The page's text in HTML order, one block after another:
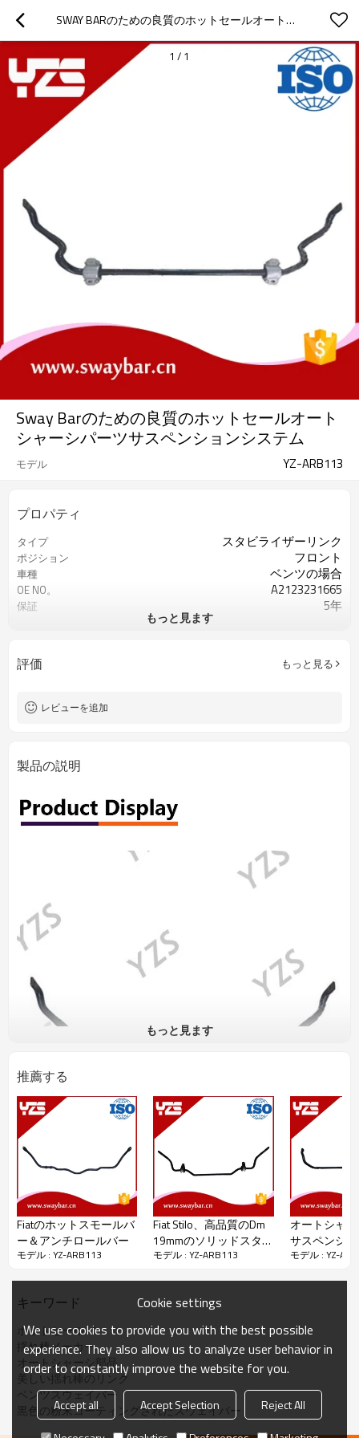
SWAY BARのための良質のホットセールオートシャーシパーツサスペンションシステム
1 / 1
Sway Barのための良質のホットセールオート
シャーシパーツサスペンションシステム
モデル YZ-ARB113
プロパティ
タイプ スタビライザーリンク
ポジション フロント
車種 ベンツの場合
OE NO。 A2123231665
保証 5年
もっと見ます
評価 もっと見る
レビューを追加
製品の説明
YZS No. OE No. 車＆年 直径 ポジション
パッケージの詳細：
ビニール袋+木製ケース
配達の詳細：
入金を受け取ってから45日後
もっと見ます
推薦する
Fiatのホットスモールバ
ー＆アンチロールバー
モデル : YZ-ARB113
Fiat Stilo、高品質のDm
19mmのソリッドスタビ
ライザーバー用のホッ
モデル : YZ-ARB113
オートシャ
サスペンシ
ムのホット
モデル : YZ-
キーワード
ホットセールバー
揺れ棒メーカー
オートシャーシ部品
美しい揺れ棒のリンク
ベンツスウェイバー
黒色の粉末コーティングされたスウェイバー
Cookie settings
We use cookies to provide you with the best possible
experience. They also allow us to analyze user behavior in
order to constantly improve the website for you.
Accept all Accept Selection
Reject All